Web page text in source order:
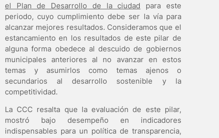
el Plan de Desarrollo de la ciudad para este
periodo, cuyo cumplimiento debe ser la vía para
alcanzar mejores resultados. Consideramos que el
estancamiento en los resultados de este pilar de
alguna forma obedece al descuido de gobiernos
municipales anteriores al no avanzar en estos
temas y asumirlos como temas ajenos o
secundarios al desarrollo sostenible y la
competitividad.
La CCC resalta que la evaluación de este pilar,
mostró bajo desempeño en indicadores
indispensables para un política de transparencia,